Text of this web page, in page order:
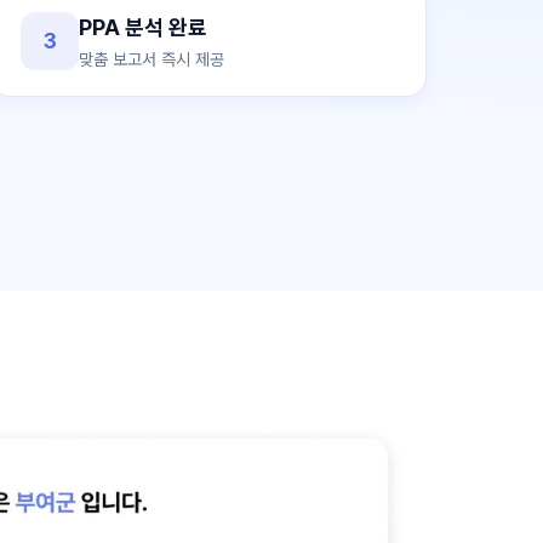
3
PPA 분석 완료
맞춤 보고서 즉시 제공